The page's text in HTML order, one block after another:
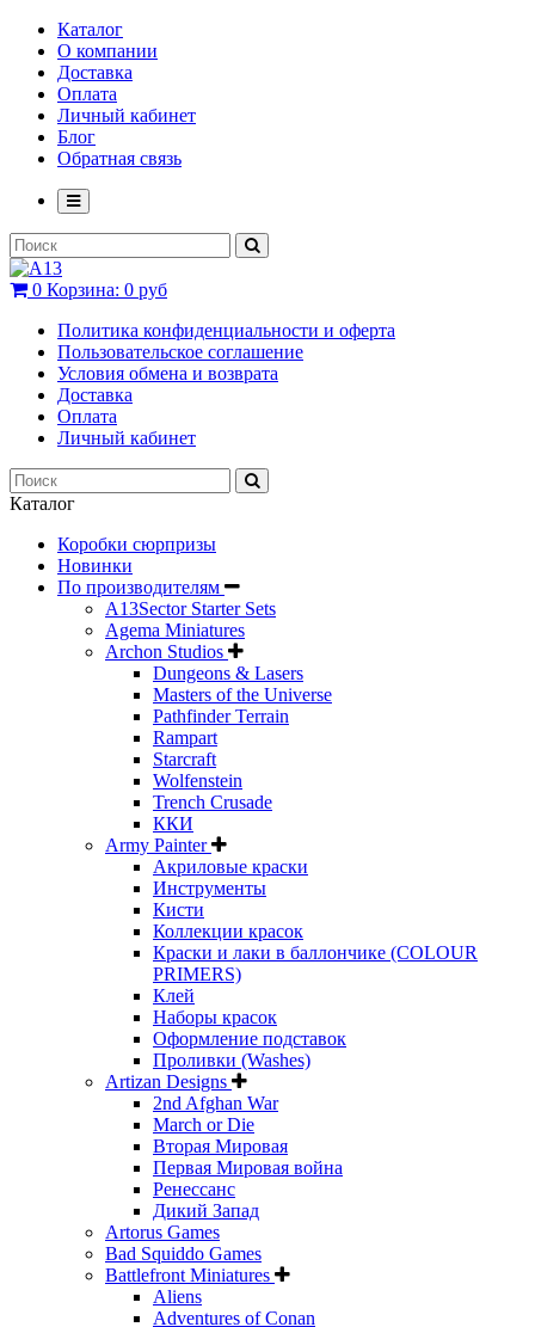
Каталог
О компании
Доставка
Оплата
Личный кабинет
Блог
Обратная связь
0 Корзина: 0 руб
Политика конфиденциальности и оферта
Пользовательское соглашение
Условия обмена и возврата
Доставка
Оплата
Личный кабинет
Каталог
Коробки сюрпризы
Новинки
По производителям
A13Sector Starter Sets
Agema Miniatures
Archon Studios
Dungeons & Lasers
Masters of the Universe
Pathfinder Terrain
Rampart
Starcraft
Wolfenstein
Trench Crusade
ККИ
Army Painter
Акриловые краски
Инструменты
Кисти
Коллекции красок
Краски и лаки в баллончике (COLOUR
PRIMERS)
Клей
Наборы красок
Оформление подставок
Проливки (Washes)
Artizan Designs
2nd Afghan War
March or Die
Вторая Мировая
Первая Мировая война
Ренессанс
Дикий Запад
Artorus Games
Bad Squiddo Games
Battlefront Miniatures
Aliens
Adventures of Conan